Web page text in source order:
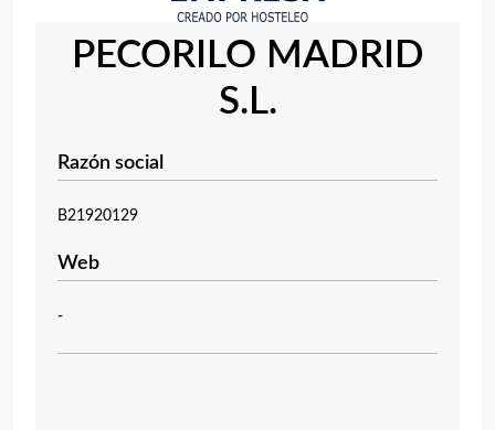
PECORILO MADRID
S.L.
Razón social
B21920129
Web
-